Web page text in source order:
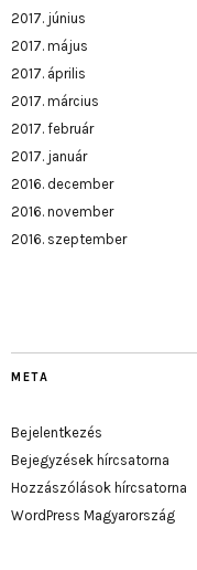
2017. június
2017. május
2017. április
2017. március
2017. február
2017. január
2016. december
2016. november
2016. szeptember
META
Bejelentkezés
Bejegyzések hírcsatorna
Hozzászólások hírcsatorna
WordPress Magyarország